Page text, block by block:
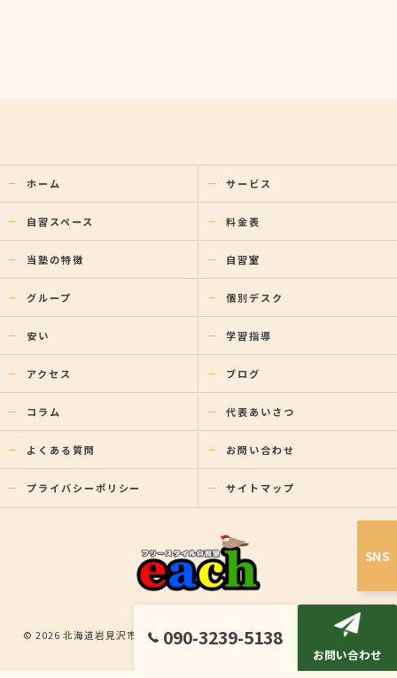
SNS
090-3239-5138
お問い合わせ
ホーム サービス
自習スペース 料金表
当塾の特徴 自習室
グループ 個別デスク
安い 学習指導
アクセス ブログ
コラム 代表あいさつ
よくある質問 お問い合わせ
プライバシーポリシー サイトマップ
© 2026 北海道岩見沢市の塾ならフリースタイル自習室each ALL RIGHTS